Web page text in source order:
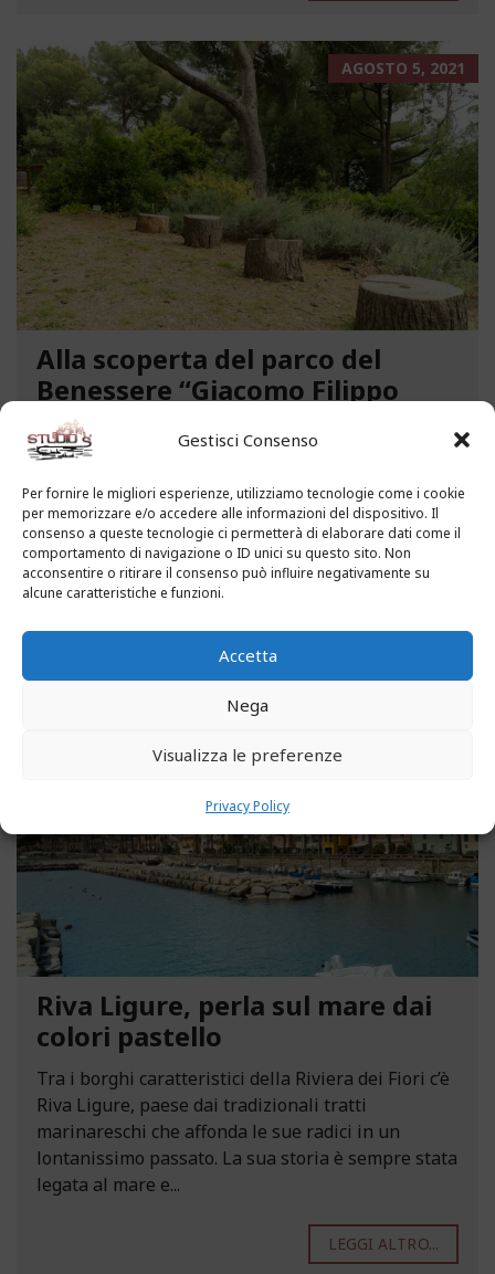
Gestisci Consenso
Per fornire le migliori esperienze, utilizziamo tecnologie come i cookie
per memorizzare e/o accedere alle informazioni del dispositivo. Il
consenso a queste tecnologie ci permetterà di elaborare dati come il
comportamento di navigazione o ID unici su questo sito. Non
acconsentire o ritirare il consenso può influire negativamente su
alcune caratteristiche e funzioni.
Accetta
Nega
Visualizza le preferenze
Privacy Policy
AGOSTO 5, 2021
Alla scoperta del parco del
Benessere “Giacomo Filippo
Novaro” a Costarainera
A pochi passi dal mare, un angolo verde di
paradiso affascina i visitatori. Stiamo parlando del
Parco del Benessere “Giacomo Filippo Novaro” di
Costarainera nella Riviera dei Fiori. Un tempo
parco degli ex ospedali Novaro e...
LEGGI ALTRO...
Riva Ligure, perla sul mare dai
colori pastello
Tra i borghi caratteristici della Riviera dei Fiori c’è
Riva Ligure, paese dai tradizionali tratti
marinareschi che affonda le sue radici in un
lontanissimo passato. La sua storia è sempre stata
legata al mare e...
LEGGI ALTRO...